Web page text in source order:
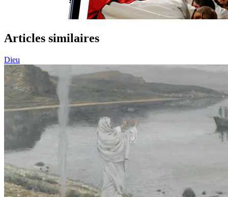
Articles similaires
Dieu